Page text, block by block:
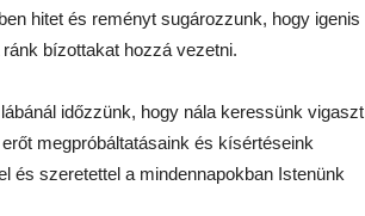
hitet és reményt sugározzunk, hogy igenis
bízottakat hozzá vezetni.
időzzünk, hogy nála keressünk vigaszt
megpróbáltatásaink és kísértéseink
és szeretettel a mindennapokban Istenünk